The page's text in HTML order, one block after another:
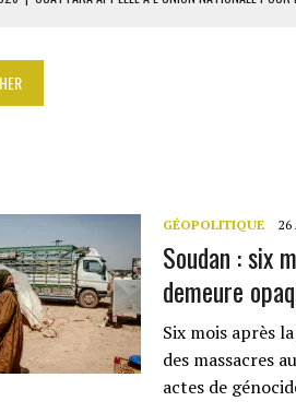
MINISTRE GUINÉEN SALUE LE MODÈLE IVOIRIEN DE
GÉOPOLITIQUE 26
Soudan : six
demeure
Six mois après
des massacres
actes de